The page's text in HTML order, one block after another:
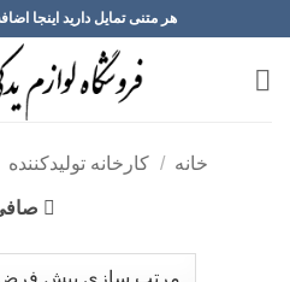
to
content
هر متنی تمایل دارید اینجا
خانه / کارخانه تولیدکننده